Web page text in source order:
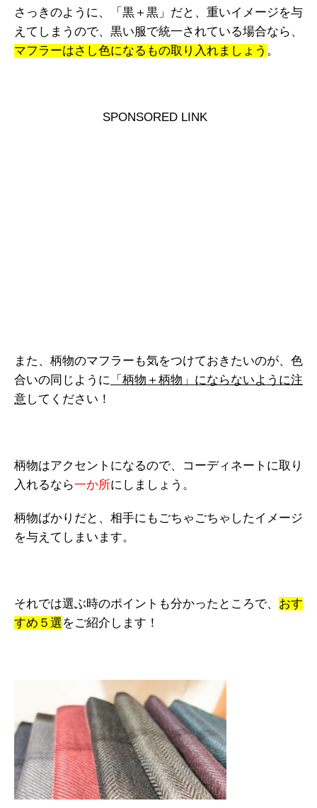
さっきのように、「黒＋黒」だと、重いイメージを与
えてしまうので、黒い服で統一されている場合なら、
マフラーはさし色になるもの取り入れましょう 。
SPONSORED LINK
また、柄物のマフラーも気をつけておきたいのが、色
合いの同じように 「柄物＋柄物」にならないように注
意してください！
柄物はアクセントになるので、コーディネートに取り
入れるなら一か所にしましょう。
柄物ばかりだと、相手にもごちゃごちゃしたイメージ
を与えてしまいます。
それでは選ぶ時のポイントも分かったところで、 おす
すめ５選をご紹介します！